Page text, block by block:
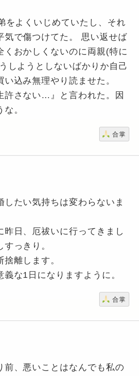
をよくいじめていたし、それ
気で傷つけてた。 思い返せば
くおかしくないのに両親(特に
しようとしないばかりか自己
込み無理やり読ませた。
許さない…』と言われた。因
。
合掌
したい気持ちは変わらないま
昨日、厄祓いに行ってきまし
っきり。
離します。
義な1日になりますように。
合掌
前、悪いことはなんでも私の